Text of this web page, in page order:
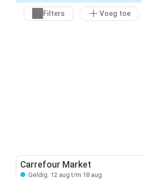
Filters Voeg toe
Carrefour Market
Geldig: 12 aug t/m 18 aug